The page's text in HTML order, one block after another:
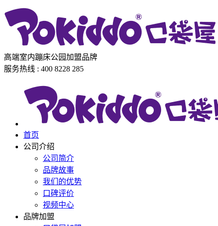
高端室内蹦床公园加盟品牌
服务热线 : 400 8228 285
首页
公司介绍
公司简介
品牌故事
我们的优势
口碑评价
视频中心
品牌加盟